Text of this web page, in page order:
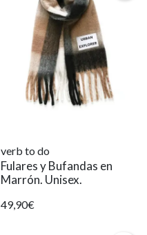
verb to do
Fulares y Bufandas en
Marrón. Unisex.
49,90€